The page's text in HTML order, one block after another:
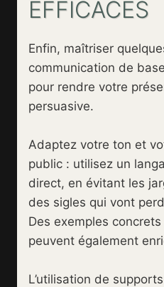
EFFICACES
Enfin, maîtriser
communication de
pour rendre votre
persuasive.
Adaptez votre ton et
public : utilisez un
direct, en évitant les
des sigles qui vont
Des exemples
peuvent également
L’utilisation de